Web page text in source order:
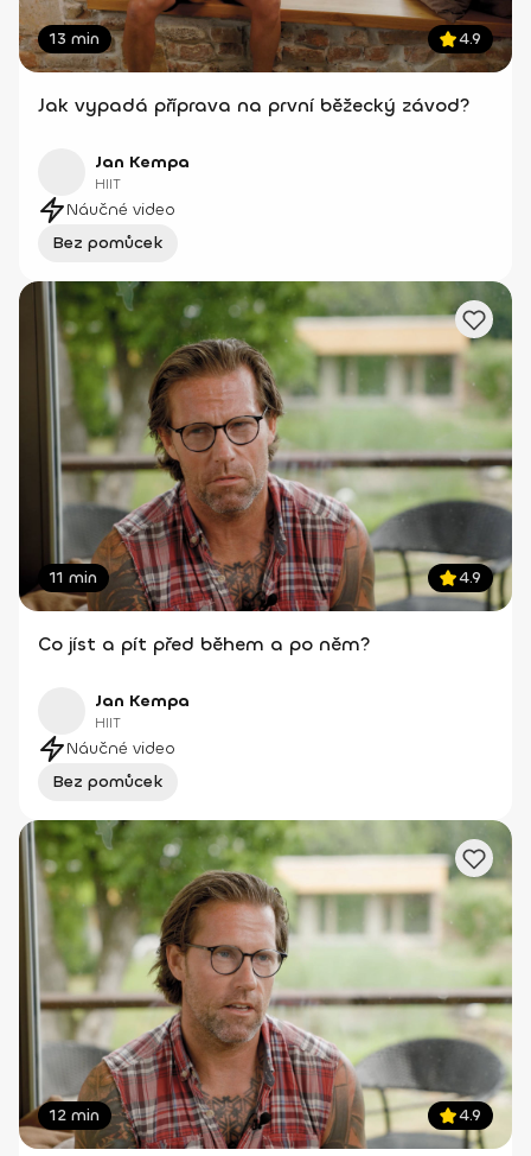
13 min 4.9
Jak vypadá příprava na první běžecký závod?
Jan Kempa
HIIT
Náučné video
Bez pomůcek
11 min 4.9
Co jíst a pít před během a po něm?
Jan Kempa
HIIT
Náučné video
Bez pomůcek
12 min 4.9